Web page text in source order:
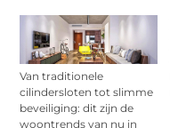
Van traditionele
cilindersloten tot slimme
beveiliging: dit zijn de
woontrends van nu in